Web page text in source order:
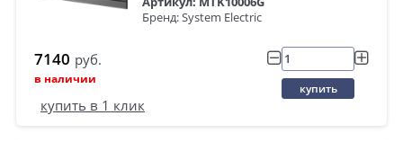
Бренд: System Electric
7140 руб.
в наличии
купить
купить в 1 клик